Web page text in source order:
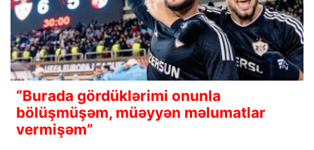
“Burada gördüklərimi onunla
bölüşmüşəm, müəyyən məlumatlar
vermişəm”